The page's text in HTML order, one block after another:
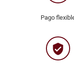
Pago
verified_user